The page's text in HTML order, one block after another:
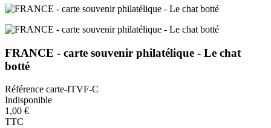
FRANCE - carte souvenir philatélique - Le chat
botté
Référence carte-ITVF-C
Indisponible
1,00 €
TTC